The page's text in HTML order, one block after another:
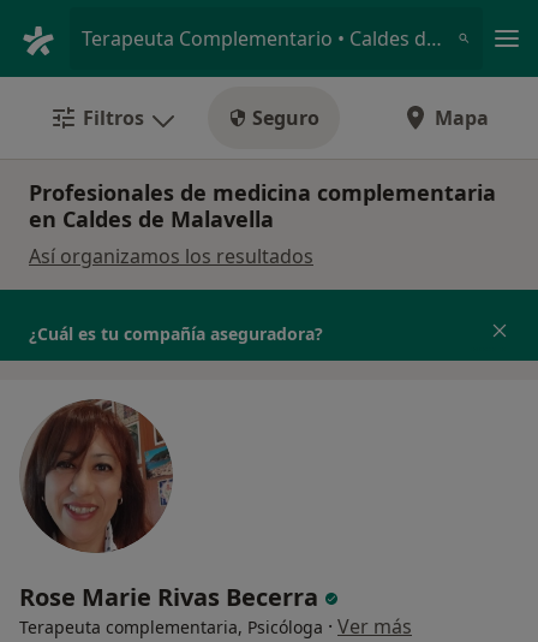
Terapeuta Complementario • Caldes de Malavella, Girona
Filtros Seguro Mapa
Profesionales de medicina complementaria
en Caldes de Malavella
Así organizamos los resultados
¿Cuál es tu compañía aseguradora?
Rose Marie Rivas Becerra
Terapeuta complementaria, Psicóloga · Ver más